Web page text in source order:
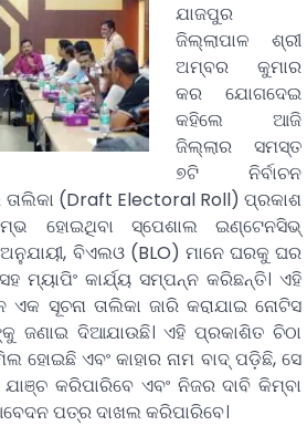
ଯାଜପୁର
ଜିଲ୍ଲାପାଳ ଶ୍ରୀ
ଅମ୍ବର କୁମାର
କର ଯୋଗଦେଇ
କହିଲେ ଆଜି
ଜିଲ୍ଲାର ସମସ୍ତ
୭ଟି ନିର୍ବାଚନ
(Draft Electoral Roll) ପ୍ରକାଶ
ହୋଇଥିବା ସ୍ପେଶାଲ ଇଣ୍ଟେନସିଭ୍
ବିଏଲଓ (BLO) ମାନେ ଘରକୁ ଘର
ମ୍ୟାପିଂ କାର୍ଯ୍ୟ ସମ୍ପନ୍ନ କରିଛନ୍ତି। ଏହି
ଏକ ସୂଚନା ତାଲିକା ଜାରି କରାଯାଇ ନୋଟିସ
ଜଣାଇ ଦିଆଯାଉଛି। ଏହି ପ୍ରକାଶିତ ଚିଠା
ହୋଇଛି ଏବଂ କାହାର ନାମ ବାଦ୍ ପଡ଼ିଛି, ସେ
କରିପାରିବେ ଏବଂ ନିଜର ଦାବି କିମ୍ବା
ପତ୍ର ଦାଖଲ କରିପାରିବେ।